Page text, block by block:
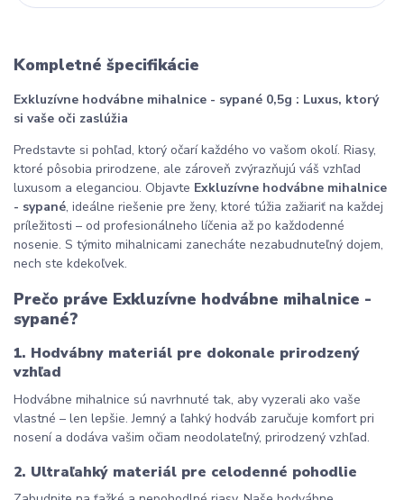
Kompletné špecifikácie
Exkluzívne hodvábne mihalnice - sypané 0,5g : Luxus, ktorý
si vaše oči zaslúžia
Predstavte si pohľad, ktorý očarí každého vo vašom okolí. Riasy,
ktoré pôsobia prirodzene, ale zároveň zvýrazňujú váš vzhľad
luxusom a eleganciou. Objavte Exkluzívne hodvábne mihalnice
- sypané, ideálne riešenie pre ženy, ktoré túžia zažiariť na každej
príležitosti – od profesionálneho líčenia až po každodenné
nosenie. S týmito mihalnicami zanecháte nezabudnuteľný dojem,
nech ste kdekoľvek.
Prečo práve Exkluzívne hodvábne mihalnice -
sypané?
1. Hodvábny materiál pre dokonale prirodzený
vzhľad
Hodvábne mihalnice sú navrhnuté tak, aby vyzerali ako vaše
vlastné – len lepšie. Jemný a ľahký hodváb zaručuje komfort pri
nosení a dodáva vašim očiam neodolateľný, prirodzený vzhľad.
2. Ultraľahký materiál pre celodenné pohodlie